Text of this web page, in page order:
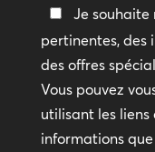
Restez
en
contact
Je souhaite
pertinentes, des
des offres
Vous pouvez
utilisant les
informations que